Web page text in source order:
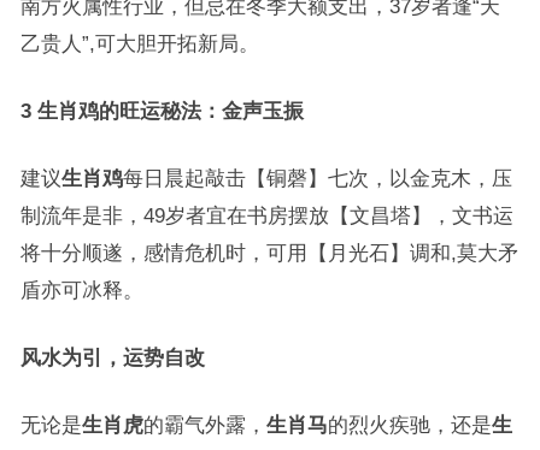
南方火属性行业，但忌在冬季大额支出，37岁者逢“天
乙贵人”,可大胆开拓新局。
3 生肖鸡的旺运秘法：金声玉振
建议生肖鸡每日晨起敲击【铜磬】七次，以金克木，压
制流年是非，49岁者宜在书房摆放【文昌塔】，文书运
将十分顺遂，感情危机时，可用【月光石】调和,莫大矛
盾亦可冰释。
风水为引，运势自改
无论是生肖虎的霸气外露， 生肖马的烈火疾驰，还是生